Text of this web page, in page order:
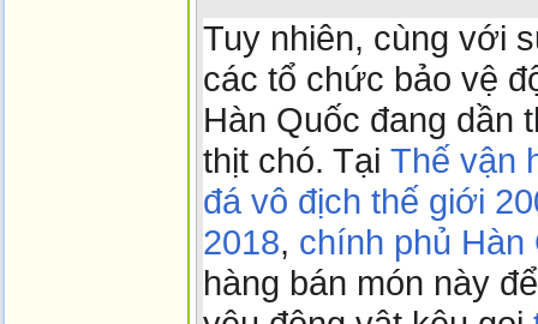
Tuy nhiên, cùng với
các tổ chức bảo vệ
Hàn Quốc đang dần
thịt chó. Tại Thế vận
đá vô địch thế giới
2018, chính phủ Hàn
hàng bán món này